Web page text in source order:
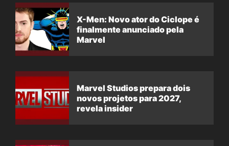
X-Men: Novo ator do Ciclope é
finalmente anunciado pela
Marvel
Marvel Studios prepara dois
novos projetos para 2027,
revela insider